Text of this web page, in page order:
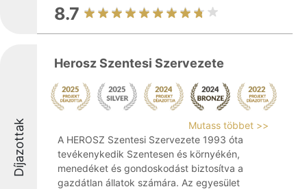
8.7
Díjazottak
Herosz Szentesi Szervezete
Mutass többet >>
A HEROSZ Szentesi Szervezete 1993 óta
tevékenykedik Szentesen és környékén,
menedéket és gondoskodást biztosítva a
gazdátlan állatok számára. Az egyesület